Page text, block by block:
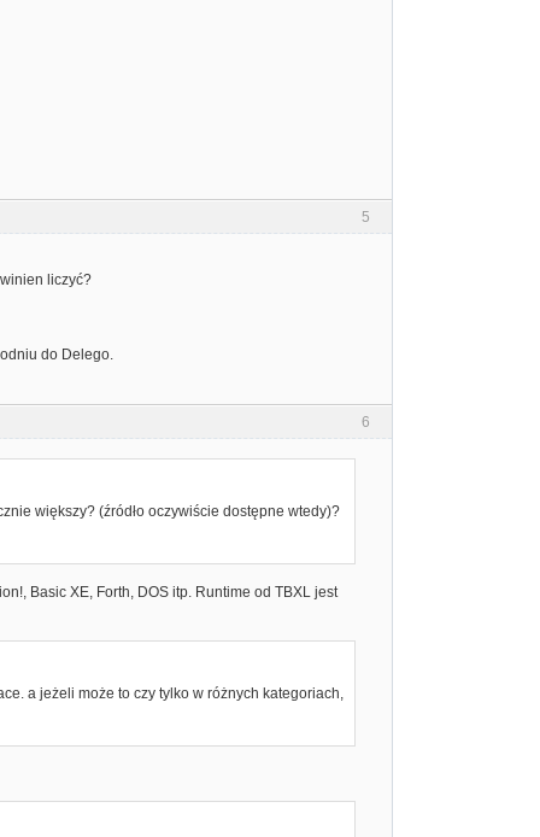
5
liczyć?
do Delego.
6
większy? (źródło oczywiście dostępne wtedy)?
Basic XE, Forth, DOS itp. Runtime od TBXL jest
a jeżeli może to czy tylko w różnych kategoriach,